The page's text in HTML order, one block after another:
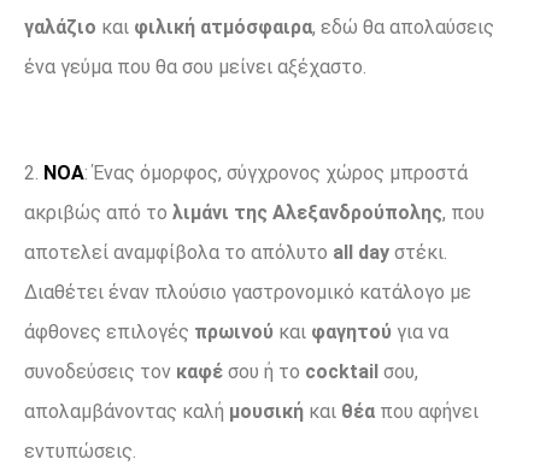
γαλάζιο και φιλική ατμόσφαιρα, εδώ θα απολαύσεις
ένα γεύμα που θα σου μείνει αξέχαστο.
2. ΝΟΑ: Ένας όμορφος, σύγχρονος χώρος μπροστά
ακριβώς από το λιμάνι της Αλεξανδρούπολης, που
αποτελεί αναμφίβολα το απόλυτο all day στέκι.
Διαθέτει έναν πλούσιο γαστρονομικό κατάλογο με
άφθονες επιλογές πρωινού και φαγητού για να
συνοδεύσεις τον καφέ σου ή το cocktail σου,
απολαμβάνοντας καλή μουσική και θέα που αφήνει
εντυπώσεις.